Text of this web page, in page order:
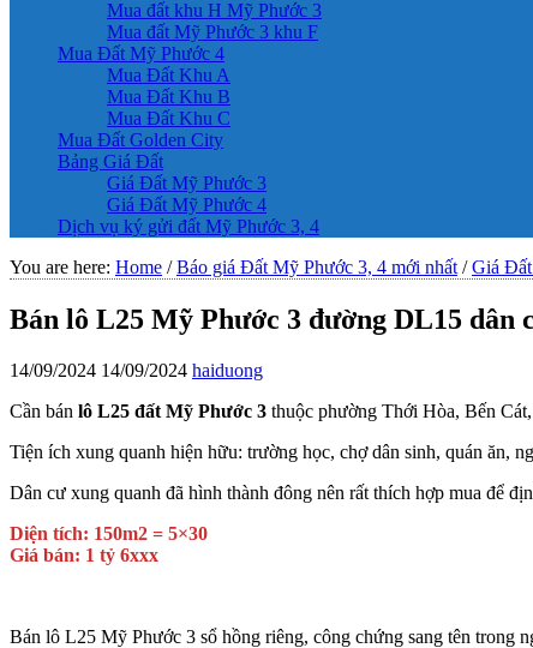
Mua đất khu H Mỹ Phước 3
Mua đất Mỹ Phước 3 khu F
Mua Đất Mỹ Phước 4
Mua Đất Khu A
Mua Đất Khu B
Mua Đất Khu C
Mua Đất Golden City
Bảng Giá Đất
Giá Đất Mỹ Phước 3
Giá Đất Mỹ Phước 4
Dịch vụ ký gửi đất Mỹ Phước 3, 4
You are here: Home / Báo giá Đất Mỹ Phước 3, 4 mới nhất / Giá
Bán lô L25 Mỹ Phước 3 đường DL15 dân
14/09/2024 14/09/2024 haiduong
Cần bán lô L25 đất Mỹ Phước 3 thuộc phường Thới Hòa, Bến
Tiện ích xung quanh hiện hữu: trường học, chợ dân sinh, quán ăn,
Dân cư xung quanh đã hình thành đông nên rất thích hợp mua để
Diện tích: 150m2 = 5×30
Giá bán: 1 tỷ 6xxx
Bán lô L25 Mỹ Phước 3 sổ hồng riêng, công chứng sang tên trong